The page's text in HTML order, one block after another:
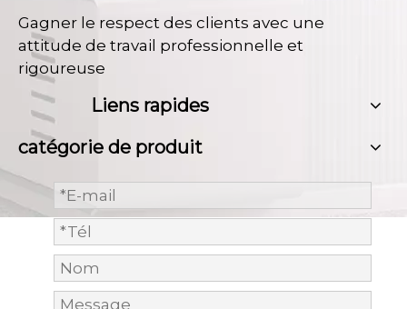
Gagner le respect des clients avec une
attitude de travail professionnelle et
rigoureuse
Liens rapides
catégorie de produit